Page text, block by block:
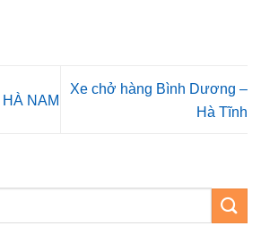
NAM
Xe chở hàng Bình Dương –
Hà Tĩnh